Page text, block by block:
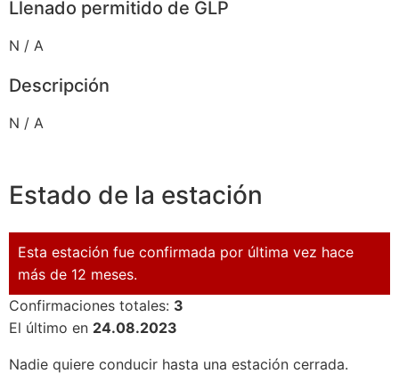
Llenado permitido de GLP
N / A
Descripción
N / A
Estado de la estación
Esta estación fue confirmada por última vez hace
más de 12 meses.
Confirmaciones totales: 3
El último en 24.08.2023
Nadie quiere conducir hasta una estación cerrada.